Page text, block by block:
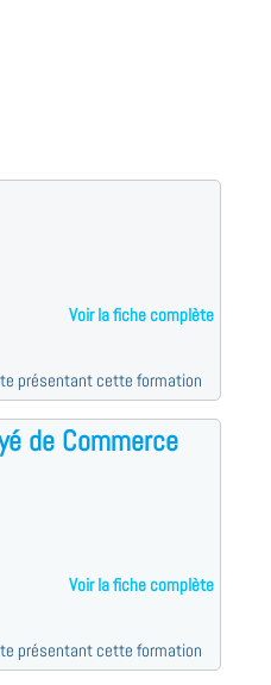
Voir la fiche complète
présentant cette formation
de Commerce
Voir la fiche complète
présentant cette formation